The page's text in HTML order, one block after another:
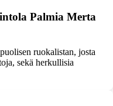
Palmia Merta
ruokalistan, josta
sekä herkullisia